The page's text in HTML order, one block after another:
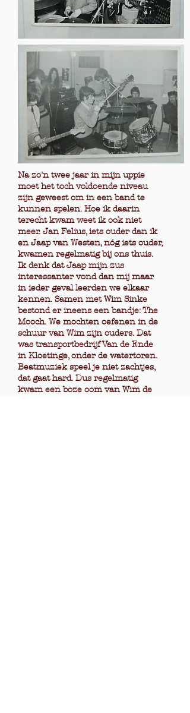
Na zo'n twee jaar in mijn uppie
moet het toch voldoende niveau
zijn geweest om in een band te
kunnen spelen. Hoe ik daarin
terecht kwam weet ik ook niet
meer. Jan Felius, iets ouder dan ik
en Jaap van Westen, nóg iets ouder,
kwamen regelmatig bij ons thuis.
Ik denk dat Jaap mijn zus
interessanter vond dan mij maar
in ieder geval leerden we elkaar
kennen. Samen met Wim Sinke
bestond er ineens een bandje: The
Mooch. We mochten oefenen in de
schuur van Wim zijn ouders. Dat
was transportbedrijf Van de Ende
in Kloetinge, onder de watertoren.
Beatmuziek speel je niet zachtjes,
dat gaat hard. Dus regelmatig
kwam een boze oom van Wim de